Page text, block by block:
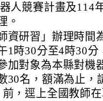
人競賽計畫及114
。
資研習」辦理時間
1時30分至4時30
加對象為本縣對機
30名，額滿為止，
，逕上全國教師